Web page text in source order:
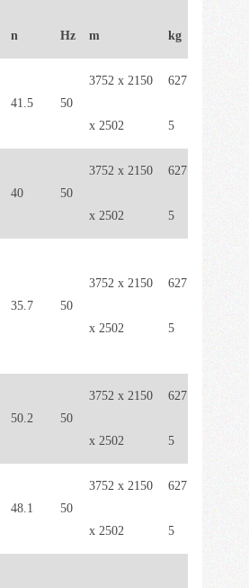
n Hz m kg
41.5 50
3752 x 2150
x 2502
627
5
40 50
3752 x 2150
x 2502
627
5
35.7 50
3752 x 2150
x 2502
627
5
50.2 50
3752 x 2150
x 2502
627
5
48.1 50
3752 x 2150
x 2502
627
5